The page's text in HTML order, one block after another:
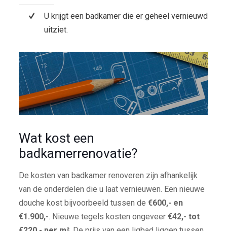
U krijgt een badkamer die er geheel vernieuwd
uitziet.
Wat kost een
badkamerrenovatie?
De kosten van badkamer renoveren zijn afhankelijk
van de onderdelen die u laat vernieuwen. Een nieuwe
douche kost bijvoorbeeld tussen de €600,- en
€1.900,-. Nieuwe tegels kosten ongeveer €42,- tot